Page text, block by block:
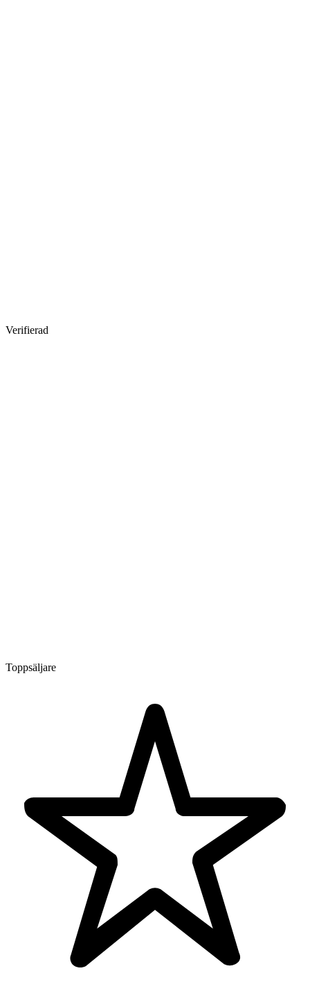
Verifierad
Toppsäljare